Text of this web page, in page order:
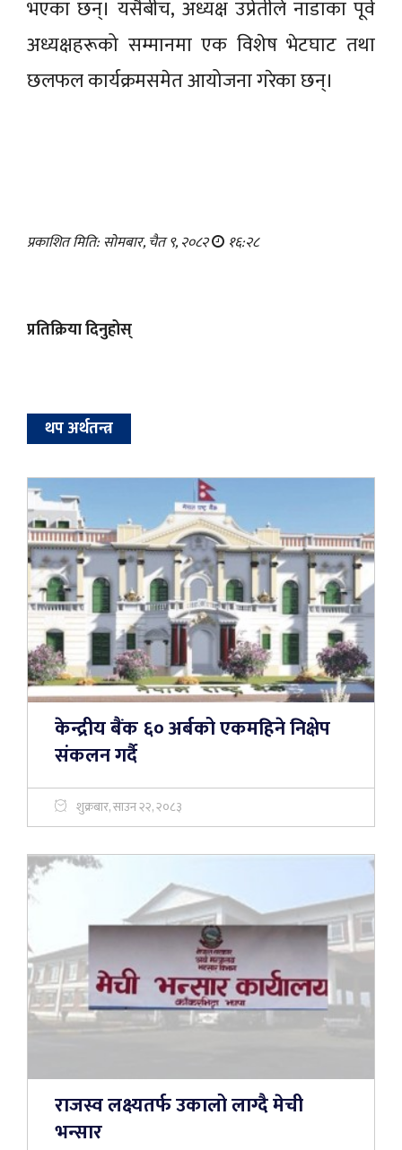
भएका छन्। यसैबीच, अध्यक्ष उप्रेतीले नाडाका पूर्व
अध्यक्षहरूको सम्मानमा एक विशेष भेटघाट तथा
छलफल कार्यक्रमसमेत आयोजना गरेका छन्।
प्रकाशित मिति: सोमबार, चैत ९, २०८२ १६:२८
प्रतिक्रिया दिनुहोस्
थप अर्थतन्त्र
केन्द्रीय बैंक ६० अर्बको एकमहिने निक्षेप
संकलन गर्दै
शुक्रबार, साउन २२, २०८३
राजस्व लक्ष्यतर्फ उकालो लाग्दै मेची
भन्सार